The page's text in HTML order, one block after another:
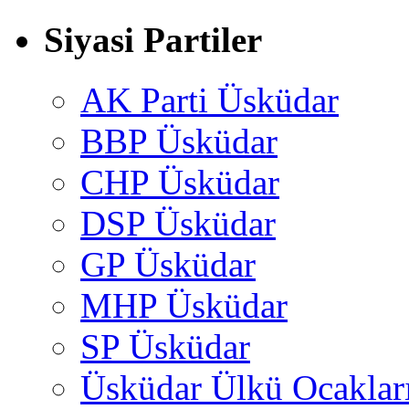
Siyasi Partiler
AK Parti Üsküdar
BBP Üsküdar
CHP Üsküdar
DSP Üsküdar
GP Üsküdar
MHP Üsküdar
SP Üsküdar
Üsküdar Ülkü